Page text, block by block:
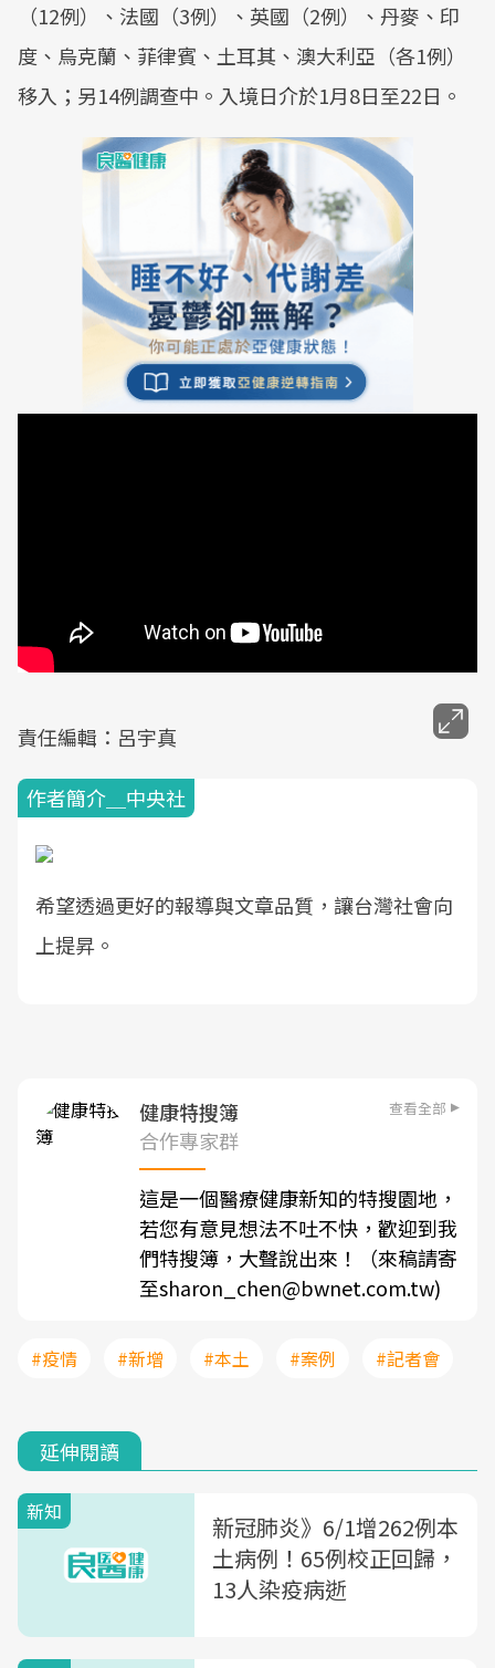
（12例）、法國（3例）、英國（2例）、丹麥、印
度、烏克蘭、菲律賓、土耳其、澳大利亞（各1例）
移入；另14例調查中。入境日介於1月8日至22日。
責任編輯：呂宇真
作者簡介＿中央社
希望透過更好的報導與文章品質，讓台灣社會向
上提昇。
健康特搜簿 查看全部
合作專家群
這是一個醫療健康新知的特搜園地，
若您有意見想法不吐不快，歡迎到我
們特搜簿，大聲說出來！（來稿請寄
至sharon_chen@bwnet.com.tw)
#疫情 #新增 #本土 #案例 #記者會
延伸閱讀
新知
新冠肺炎》6/1增262例本
土病例！65例校正回歸，
13人染疫病逝